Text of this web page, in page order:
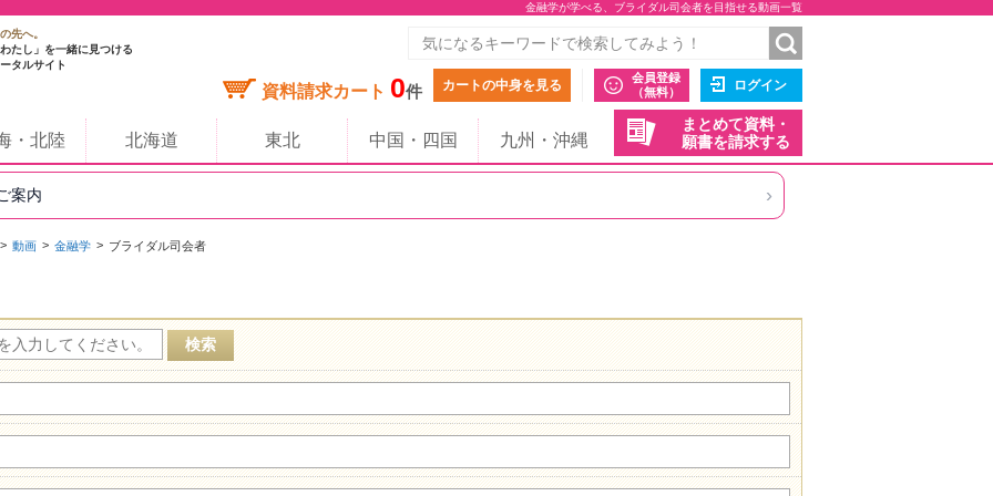
金融学が学べる、ブライダル司会者を目指せる動画一覧
先へ。
たし」を一緒に見つける
タルサイト
資料請求カート 0件 カートの中身を見る
会員登録
（無料）
ログイン
まとめて資料・
願書を請求する
・北陸 北海道 東北 中国・四国 九州・沖縄
案内 ›
動画 金融学 ブライダル司会者